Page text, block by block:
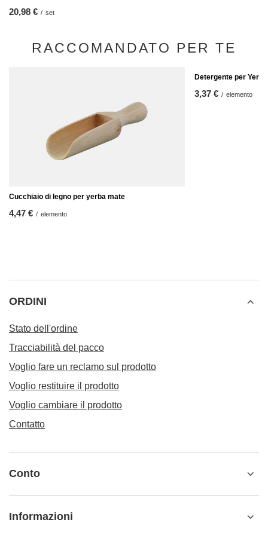
20,98 € / set
RACCOMANDATO PER TE
Cucchiaio di legno per yerba mate
4,47 € / elemento
Detergente per
3,37 € / elemento
ORDINI
Stato dell'ordine
Tracciabilità del pacco
Voglio fare un reclamo sul prodotto
Voglio restituire il prodotto
Voglio cambiare il prodotto
Contatto
Conto
Informazioni